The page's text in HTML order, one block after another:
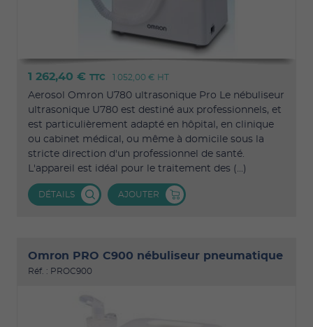
1 262,40 € TTC 1 052,00 € HT
Aerosol Omron U780 ultrasonique Pro Le nébuliseur
ultrasonique U780 est destiné aux professionnels, et
est particulièrement adapté en hôpital, en clinique
ou cabinet médical, ou même à domicile sous la
stricte direction d'un professionnel de santé.
L'appareil est idéal pour le traitement des (...)
DÉTAILS AJOUTER
Omron PRO C900 nébuliseur pneumatique
Réf. : PROC900